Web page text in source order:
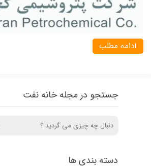
ادامه مطلب
دسته بندی ها
جستجو در مجله خانه نفت